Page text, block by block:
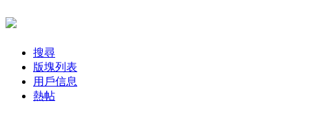
搜尋
版塊列表
用戶信息
熱帖